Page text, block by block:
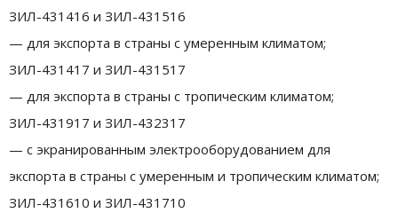
ЗИЛ-431416 и ЗИЛ-431516
— для экспорта в страны с умеренным климатом;
ЗИЛ-431417 и ЗИЛ-431517
— для экспорта в страны с тропическим климатом;
ЗИЛ-431917 и ЗИЛ-432317
— с экранированным электрооборудованием для
экспорта в страны с умеренным и тропическим климатом;
ЗИЛ-431610 и ЗИЛ-431710